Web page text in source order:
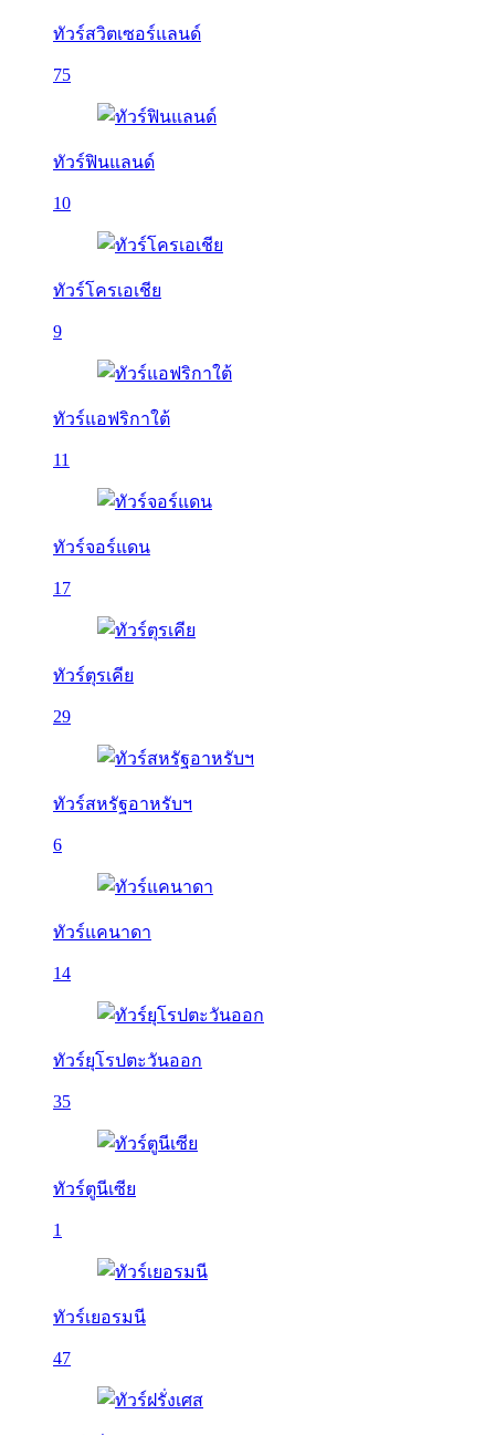
ทัวร์สวิตเซอร์แลนด์
75
ทัวร์ฟินแลนด์
10
ทัวร์โครเอเชีย
9
ทัวร์แอฟริกาใต้
11
ทัวร์จอร์แดน
17
ทัวร์ตุรเคีย
29
ทัวร์สหรัฐอาหรับฯ
6
ทัวร์แคนาดา
14
ทัวร์ยุโรปตะวันออก
35
ทัวร์ตูนีเซีย
1
ทัวร์เยอรมนี
47